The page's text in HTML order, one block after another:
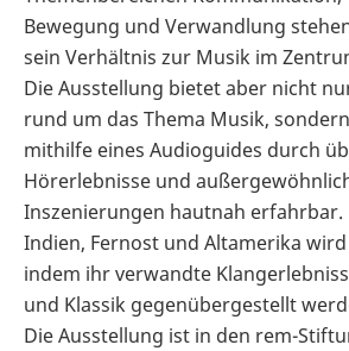
Bewegung und Verwandlung
sein Verhältnis zur Musik im
Die Ausstellung bietet aber nicht
rund um das Thema Musik,
mithilfe eines Audioguides durch
Hörerlebnisse und
Inszenierungen hautnah erfahrbar.
Indien, Fernost und Altamerika
indem ihr verwandte
und Klassik gegenübergestellt
Die Ausstellung ist in den rem-